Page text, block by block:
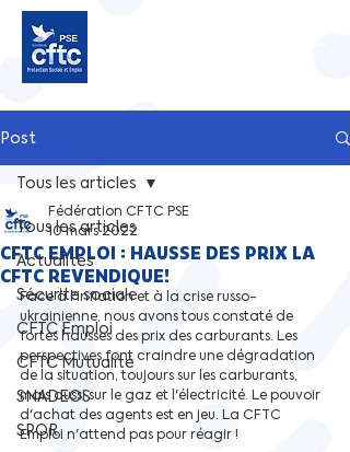
Post
Tous les articles
Actualités
Sécurite sociale
CFTC Emploi
CFTC Mutualité
SNADEOS
SPOR
Tous les articles
CFTC EMPLOI : HAUSSE DES PRIX LA
CFTC REVENDIQUE!
Fédération CFTC PSE
10 mars 2022
Face à l'inflation et à la crise russo-
ukrainienne, nous avons tous constaté de
fortes hausses des prix des carburants. Les
perspectives font craindre une dégradation
de la situation, toujours sur les carburants,
mais aussi sur le gaz et l'électricité. Le pouvoir
d'achat des agents est en jeu. La CFTC
Emploi n'attend pas pour réagir !